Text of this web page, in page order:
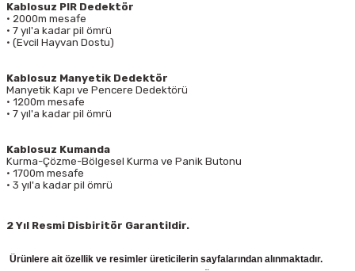
Kablosuz PIR Dedektör
• 2000m mesafe
• 7 yıl'a kadar pil ömrü
• (Evcil Hayvan Dostu)
Kablosuz Manyetik Dedektör
Manyetik Kapı ve Pencere Dedektörü
• 1200m mesafe
• 7 yıl'a kadar pil ömrü
Kablosuz Kumanda
Kurma-Çözme-Bölgesel Kurma ve Panik Butonu
• 1700m mesafe
• 3 yıl'a kadar pil ömrü
2 Yıl Resmi Disbiritör Garantildir.
Ürünlere ait özellik ve resimler üreticilerin sayfalarından alınmaktadır.